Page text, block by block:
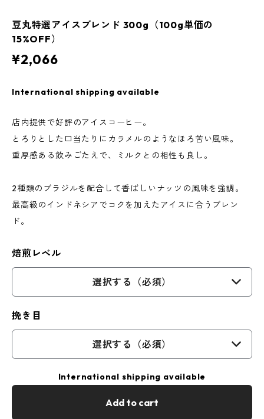
豆丸特選アイスブレンド 300g（100g単価の
15%OFF）
¥2,066
International shipping available
店内提供で好評のアイスコーヒー。
とろりとした口当たりにカラメルのようなほろ苦い風味。
重厚感ある飲みごたえで、ミルクとの相性も良し。
2種類のブラジルを配合して香ばしいナッツの風味を強調。
最高級のインドネシアでコクを加えたアイスに合うブレン
ド。
焙煎レベル
選択する（必須）
挽き目
選択する（必須）
International shipping available
Add to cart